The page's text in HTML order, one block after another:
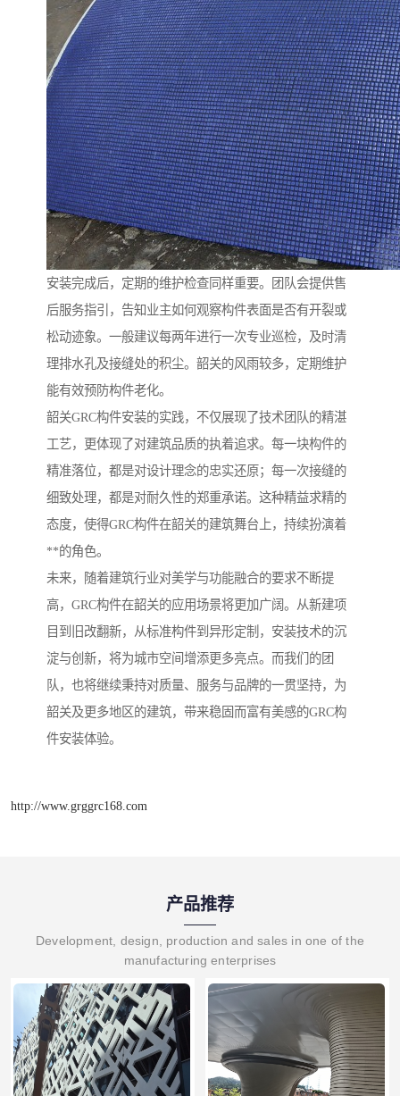
安装完成后，定期的维护检查同样重要。团队会提供售
后服务指引，告知业主如何观察构件表面是否有开裂或
松动迹象。一般建议每两年进行一次专业巡检，及时清
理排水孔及接缝处的积尘。韶关的风雨较多，定期维护
能有效预防构件老化。
韶关GRC构件安装的实践，不仅展现了技术团队的精湛
工艺，更体现了对建筑品质的执着追求。每一块构件的
精准落位，都是对设计理念的忠实还原；每一次接缝的
细致处理，都是对耐久性的郑重承诺。这种精益求精的
态度，使得GRC构件在韶关的建筑舞台上，持续扮演着
**的角色。
未来，随着建筑行业对美学与功能融合的要求不断提
高，GRC构件在韶关的应用场景将更加广阔。从新建项
目到旧改翻新，从标准构件到异形定制，安装技术的沉
淀与创新，将为城市空间增添更多亮点。而我们的团
队，也将继续秉持对质量、服务与品牌的一贯坚持，为
韶关及更多地区的建筑，带来稳固而富有美感的GRC构
件安装体验。
http://www.grggrc168.com
产品推荐
Development, design, production and sales in one of the
manufacturing enterprises